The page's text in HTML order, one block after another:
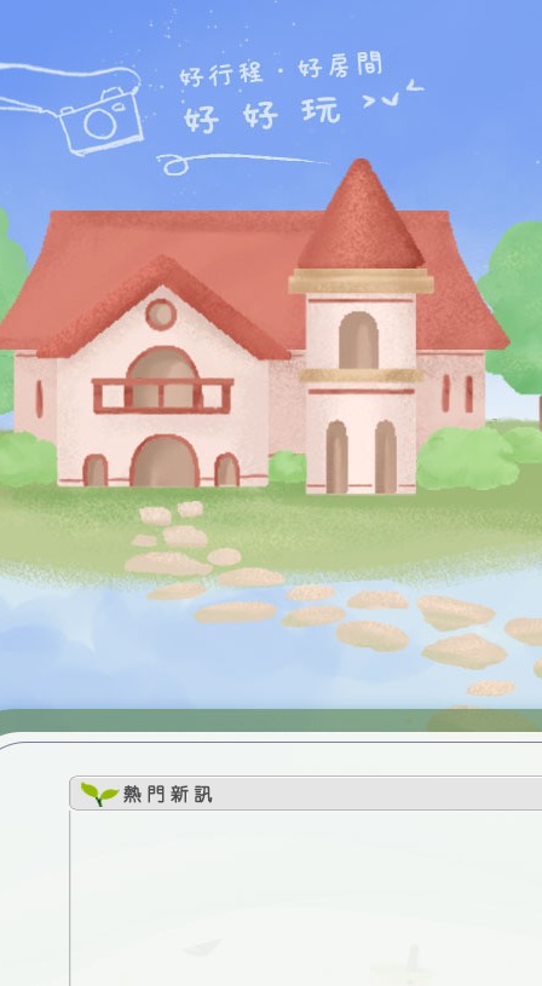
網,羅東夜市民宿,羅東運動公園,羅東林場公園,竹
鉛筆學校。